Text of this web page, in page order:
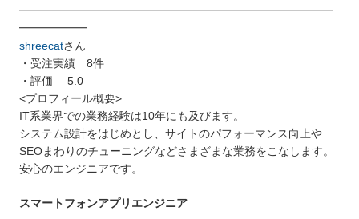
━━━━━━━━━━━━━━━━━━━━━━━━━━━━
━━━━━━
shreecatさん
・受注実績 8件
・評価 5.0
<プロフィール概要>
IT系業界での業務経験は10年にも及びます。
システム設計をはじめとし、サイトのパフォーマンス向上や
SEOまわりのチューニングなどさまざまな業務をこなします。
安心のエンジニアです。
スマートフォンアプリエンジニア